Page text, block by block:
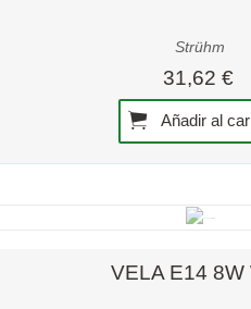
Strühm
31,62 €
Añadir al
VELA E14 8W